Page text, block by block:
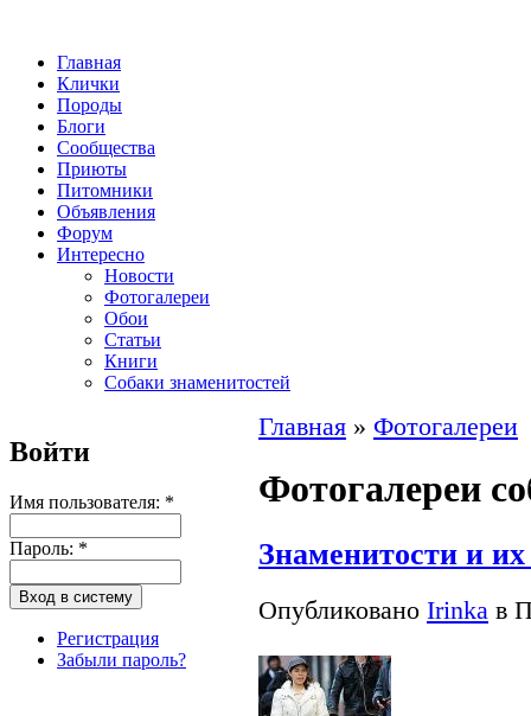
Главная
Клички
Породы
Блоги
Сообщества
Приюты
Питомники
Объявления
Форум
Интересно
Новости
Фотогалереи
Обои
Статьи
Книги
Собаки знаменитостей
Войти
Имя пользователя: *
Пароль: *
Регистрация
Забыли пароль?
Главная » Фотогалереи
Фотогалереи
Знаменитости и
Опубликовано Irinka в